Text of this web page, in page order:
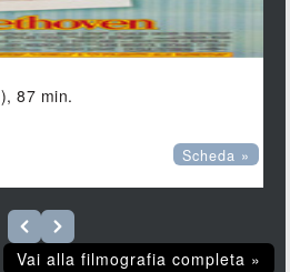
), 87 min.
Scheda »
Vai alla filmografia completa »